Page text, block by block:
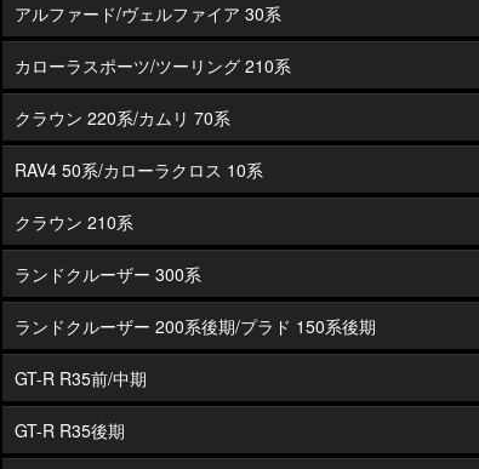
アルファード/ヴェルファイア 30系
カローラスポーツ/ツーリング 210系
クラウン 220系/カムリ 70系
RAV4 50系/カローラクロス 10系
クラウン 210系
ランドクルーザー 300系
ランドクルーザー 200系後期/プラド 150系後期
GT-R R35前/中期
GT-R R35後期